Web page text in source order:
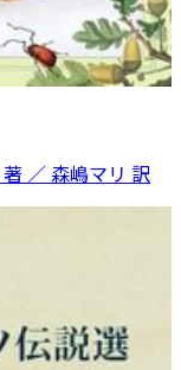
／ 森嶋マリ 訳